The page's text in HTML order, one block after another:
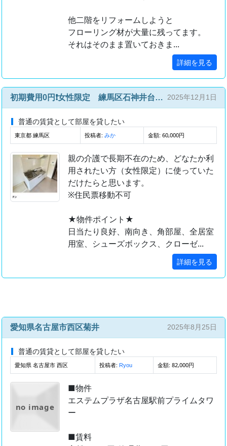
他二階をリフォームしようと
フローリング材が大量に残ってます。
それはそのまま置いておきま...
詳細を見る
初期費用0円❗️女性限定 練馬区石神井台綺麗な2k 2025年12月1日
普通の賃貸として部屋を貸したい
東京都 練馬区 投稿者: みか 金額: 60,000円
親の介護で長期不在のため、どなたか利
用されたい方（女性限定）に使っていた
だけたらと思います。
※住民票移動不可
★物件ポイント★
日当たり良好、南向き、角部屋、全居室
用室、シューズボックス、クローゼ...
詳細を見る
愛知県名古屋市西区菊井 2025年8月25日
普通の賃貸として部屋を貸したい
愛知県 名古屋市 西区 投稿者: Ryou 金額: 82,000円
no image
■物件
エステムプラザ名古屋駅前プライムタワ
ー
■賃料